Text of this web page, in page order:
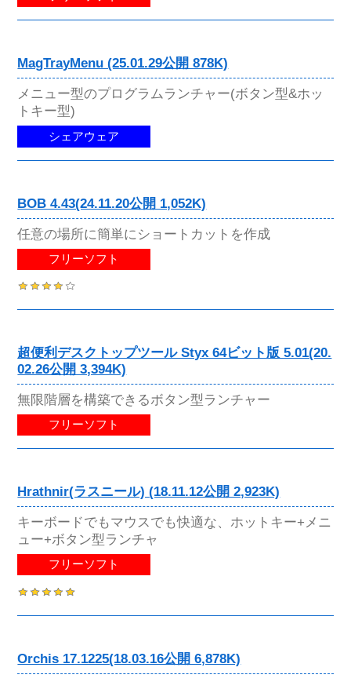
MagTrayMenu (25.01.29公開 878K)
メニュー型のプログラムランチャー(ボタン型&ホッ
トキー型)
シェアウェア
BOB 4.43(24.11.20公開 1,052K)
任意の場所に簡単にショートカットを作成
フリーソフト
超便利デスクトップツール Styx 64ビット版 5.01(20.
02.26公開 3,394K)
無限階層を構築できるボタン型ランチャー
フリーソフト
Hrathnir(ラスニール) (18.11.12公開 2,923K)
キーボードでもマウスでも快適な、ホットキー+メニ
ュー+ボタン型ランチャ
フリーソフト
Orchis 17.1225(18.03.16公開 6,878K)